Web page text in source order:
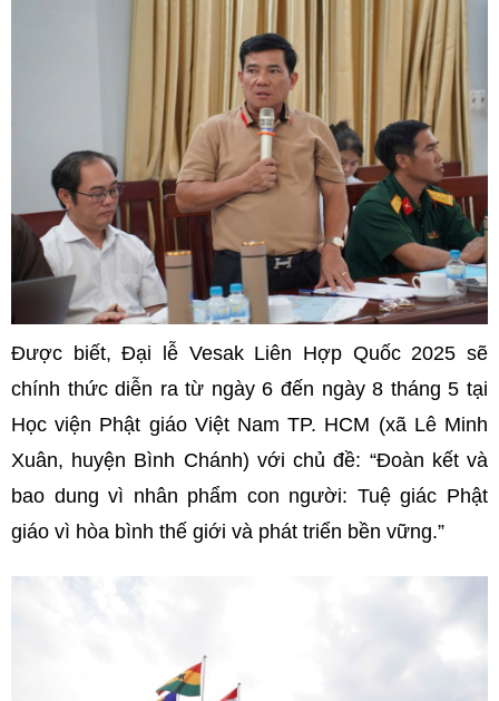
Được biết, Đại lễ Vesak Liên Hợp Quốc 2025 sẽ
chính thức diễn ra từ ngày 6 đến ngày 8 tháng 5 tại
Học viện Phật giáo Việt Nam TP. HCM (xã Lê Minh
Xuân, huyện Bình Chánh) với chủ đề: “Đoàn kết và
bao dung vì nhân phẩm con người: Tuệ giác Phật
giáo vì hòa bình thế giới và phát triển bền vững.”